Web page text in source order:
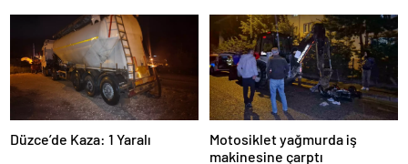
Düzce’de Kaza: 1 Yaralı
Motosiklet yağmurda iş
makinesine çarptı